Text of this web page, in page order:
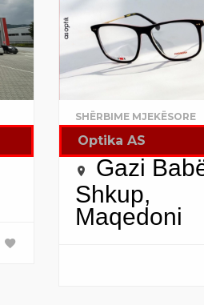
SHËRBIME MJEKËSORE
Optika AS
Gazi
Shkup,
Maqedoni